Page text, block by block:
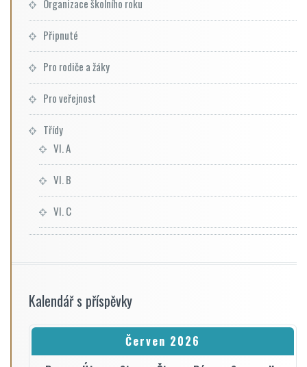
Organizace školního roku
Připnuté
Pro rodiče a žáky
Pro veřejnost
Třídy
VI. A
VI. B
VI. C
Kalendář s příspěvky
Červen 2026